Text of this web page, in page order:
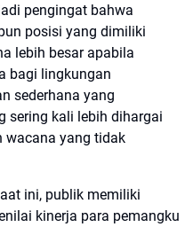
pengingat bahwa
posisi yang dimiliki
lebih besar apabila
bagi lingkungan
sederhana yang
sering kali lebih dihargai
wacana yang tidak
ini, publik memiliki
kinerja para pemangku